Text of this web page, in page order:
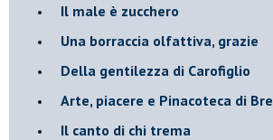
​Il male è zucchero
​Una borraccia olfattiva, grazie
​Della gentilezza di Carofiglio
Arte, piacere e Pinacoteca di
​Il canto di chi trema